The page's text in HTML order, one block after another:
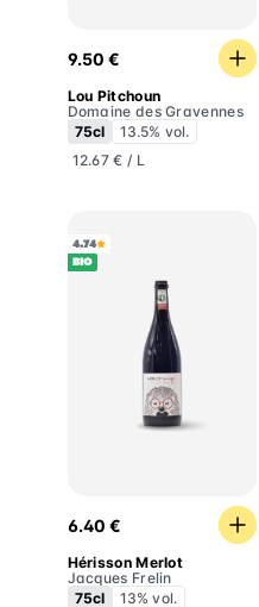
9.50 €
Lou Pitchoun
Domaine des Gravennes
75cl
13.5% vol.
12.67 € / L
4.74
BIO
6.40 €
Hérisson Merlot
Jacques Frelin
75cl
13% vol.